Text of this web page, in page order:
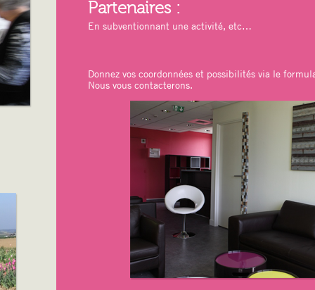
Partenaires :
En subventionnant une activité, etc…
Donnez vos coordonnées et possibilités via le
Nous vous contacterons.